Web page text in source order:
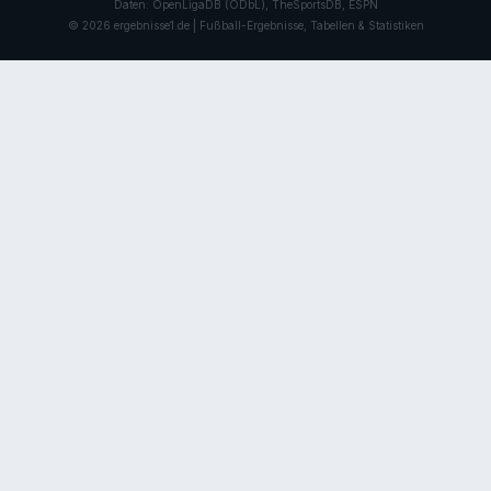
Daten: OpenLigaDB (ODbL), TheSportsDB, ESPN
© 2026 ergebnisse1.de | Fußball-Ergebnisse, Tabellen & Statistiken